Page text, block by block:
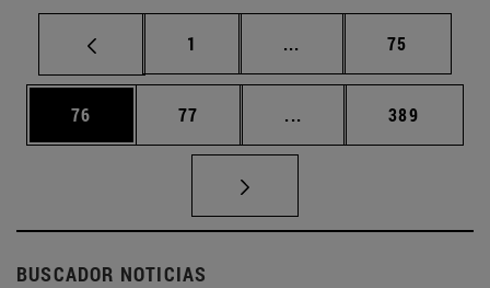
Página
1 ... Páginas intermedias
Página
75
Página
76 Página
77 ... Páginas intermedias
Página
389
BUSCADOR NOTICIAS